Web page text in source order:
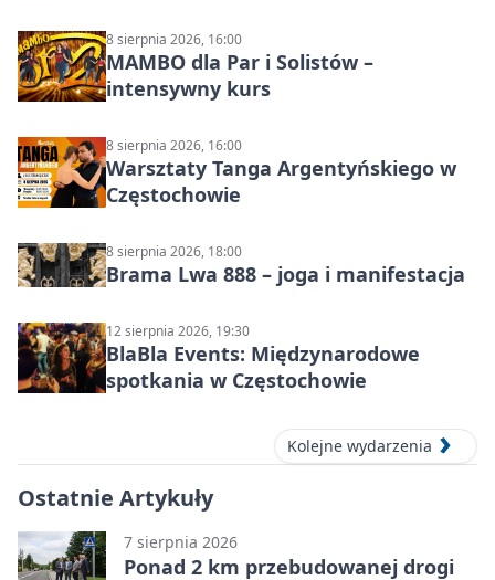
8 sierpnia 2026, 16:00
MAMBO dla Par i Solistów –
intensywny kurs
8 sierpnia 2026, 16:00
Warsztaty Tanga Argentyńskiego w
Częstochowie
8 sierpnia 2026, 18:00
Brama Lwa 888 – joga i manifestacja
12 sierpnia 2026, 19:30
BlaBla Events: Międzynarodowe
spotkania w Częstochowie
Kolejne wydarzenia
Ostatnie Artykuły
7 sierpnia 2026
Ponad 2 km przebudowanej drogi